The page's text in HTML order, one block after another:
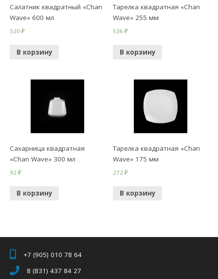
Салатник квадратный «Chan
Wave» 600 мл
520₽
В корзину
Тарелка квадратная «Chan
Wave» 255 мм
536₽
В корзину
Сахарница квадратная
«Chan Wave» 300 мл
92₽
В корзину
Тарелка квадратная «Chan
Wave» 175 мм
272₽
В корзину
+7 (905) 010 78 64
8 (831) 437 84 27